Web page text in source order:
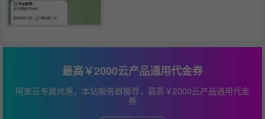
最高￥2000云产品通用代金券
阿里云专属优惠，本站服务器推荐，最高￥2000云产品通用代金
券